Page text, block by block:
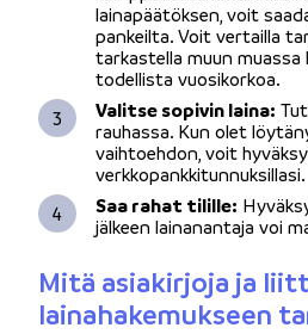
lainapäätöksen, voit
pankeilta. Voit vertailla
tarkastella muun muassa
todellista vuosikorkoa.
Valitse sopivin laina:
rauhassa. Kun olet
vaihtoehdon, voit
verkkopankkitunnuksillasi.
Saa rahat tilille:
jälkeen lainanantaja voi
Mitä asiakirjoja ja
lainahakemukseen